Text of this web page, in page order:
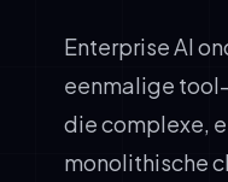
Enterprise AI
eenmalige
die complexe,
monolithische